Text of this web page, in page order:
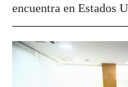
encuentra en Estados